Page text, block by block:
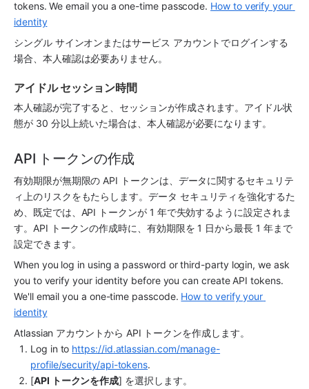
tokens. We email you a one-time passcode. How to verify your
identity
シングル サインオンまたはサービス アカウントでログインする
場合、本人確認は必要ありません。
アイドル セッション時間
本人確認が完了すると、セッションが作成されます。アイドル状
態が 30 分以上続いた場合は、本人確認が必要になります。
API トークンの作成
有効期限が無期限の API トークンは、データに関するセキュリテ
ィ上のリスクをもたらします。データ セキュリティを強化するた
め、既定では、API トークンが 1 年で失効するように設定されま
す。API トークンの作成時に、有効期限を 1 日から最長 1 年まで
設定できます。
When you log in using a password or third-party login, we ask
you to verify your identity before you can create API tokens.
We'll email you a one-time passcode. How to verify your
identity
Atlassian アカウントから API トークンを作成します。
Log in to https://id.atlassian.com/manage-
profile/security/api-tokens.
[API トークンを作成] を選択します。